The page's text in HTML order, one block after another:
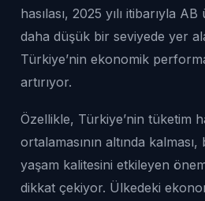
hasılası, 2025 yılı itibarıyla
daha düşük bir seviyede yer
Türkiye’nin ekonomik
artırıyor.
Özellikle, Türkiye’nin tüketim
ortalamasının altında
yaşam kalitesini etkileyen
dikkat çekiyor. Ülkedeki